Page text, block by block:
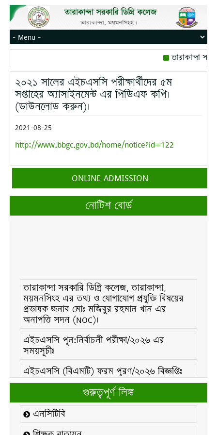
তারাকান্দা
রোজ বৃহস্পতিবার।
মোবাইল নম্বর:
২০২১ সালের এইচএসসি পরীক্ষার্থীদের ৫ম
সপ্তাহের অ্যাসাইনমেন্ট এর পিডিএফ কপি।
(ডাউনলোড করুন)।
2021-08-25
http://www.bbgc.gov.bd/home/notice?id=122
ONLINE ADMISSION
নোটিশ বোর্ড
তারাকান্দা সরকারি ডিগ্রি কলেজ, তারাকান্দা,
ময়মনসিংহ এর তথ্য ও যোগাযোগ প্রযুক্তি বিষয়ের
প্রভাষক জনাব মোঃ মজিবুর রহমান খান এর
অনাপত্তি সদন (NOC)।
এইচএসসি পূন:নির্বাচনী পরীক্ষা/২০২৬ এর
সময়সূচীঃ
এইচএসসি (বিএমটি) ফরম পূরণ/২০২৬ বিজ্ঞপ্তিঃ
এইচএসসি ফরম/২০২৬ পূরণ বিজ্ঞপ্তিঃ
২১ ফেব্রুয়ারি/২০২৬ ইং তারিখে “শহিদ দিবস ও
আন্তর্জাতিক মাতৃভাষা দিবস-২০২৬ উদযাপন
উপলক্ষ্যে নোটিশঃ
গুরুত্বপূর্ণ লিঙ্ক
এনসিটিবি